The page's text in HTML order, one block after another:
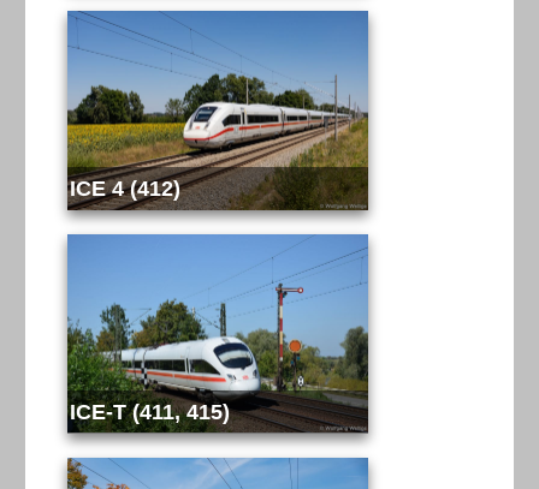
ICE 4 (412)
ICE-T (411, 415)